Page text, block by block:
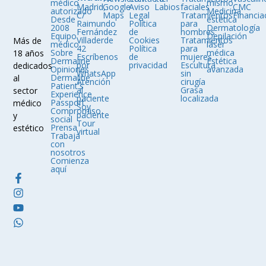
Más de
18 años
dedicados
al
sector
médico
y
estético
CMC
mismo
Medicina
estética
Dermatología
Depilación
láser
médica
Estética
avanzada
faciales
Tratamientos
para
hombres
Tratamientos
para
mujeres
Escultura
sin
cirugía
Grasa
localizada
Labios
Aviso
Legal
Política
de
Cookies
Política
de
privacidad
Google
Maps
Madrid,
C/
Raimundo
Fernández
Villaderde
42
Escríbenos
por
WhatsApp
Atención
al
paciente
Soy
paciente
Tour
virtual
médico
autorizado
Desde
2008
Equipo
médico
Sobre
Dermaline
Opiniones
Dermaline
Patient's
Experience
Passport
Compromiso
social
Prensa
Trabaja
con
nosotros
Comienza
aquí